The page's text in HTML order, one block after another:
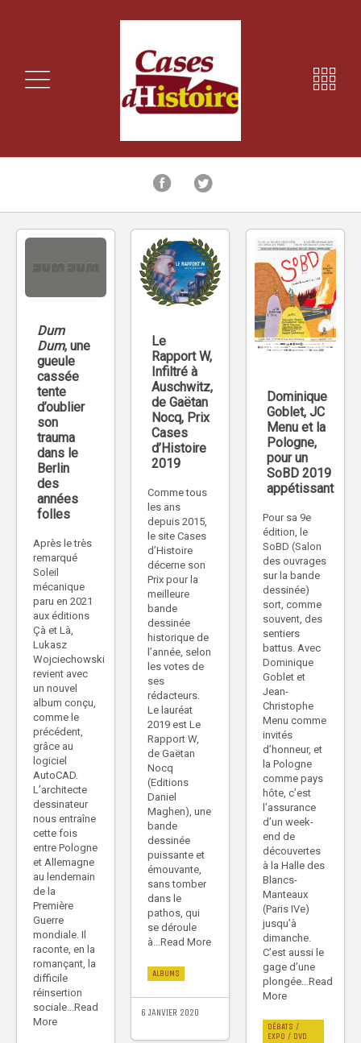
Dum
Dum, une
gueule
cassée
tente
d’oublier
son
trauma
dans le
Berlin
des
années
folles
Après le très
remarqué
Soleil
mécanique
paru en 2021
aux éditions
Çà et Là,
Lukasz
Wojciechowski
revient avec
un nouvel
album conçu,
comme le
précédent,
grâce au
logiciel
AutoCAD.
L’architecte
dessinateur
nous entraîne
cette fois
entre Pologne
et Allemagne
au lendemain
de la
Première
Guerre
mondiale. Il
raconte, en la
romançant, la
difficile
réinsertion
sociale...Read
More
Le
Rapport W,
Infiltré à
Auschwitz,
de Gaëtan
Nocq, Prix
Cases
d’Histoire
2019
Comme tous
les ans
depuis 2015,
le site Cases
d’Histoire
décerne son
Prix pour la
meilleure
bande
dessinée
historique de
l’année, selon
les votes de
ses
rédacteurs.
Le lauréat
2019 est Le
Rapport W,
de Gaëtan
Nocq
(Editions
Daniel
Maghen), une
bande
dessinée
puissante et
émouvante,
sans tomber
dans le
pathos, qui
se déroule
à...Read More
ALBUMS
6 JANVIER 2020
Dominique
Goblet, JC
Menu et la
Pologne,
pour un
SoBD 2019
appétissant
Pour sa 9e
édition, le
SoBD (Salon
des ouvrages
sur la bande
dessinée)
sort, comme
souvent, des
sentiers
battus. Avec
Dominique
Goblet et
Jean-
Christophe
Menu comme
invités
d’honneur, et
la Pologne
comme pays
hôte, c’est
l’assurance
d’un week-
end de
découvertes
à la Halle des
Blancs-
Manteaux
(Paris IVe)
jusqu’à
dimanche.
C’est aussi le
gage d’une
plongée...Read
More
DÉBATS /
EXPO / DVD